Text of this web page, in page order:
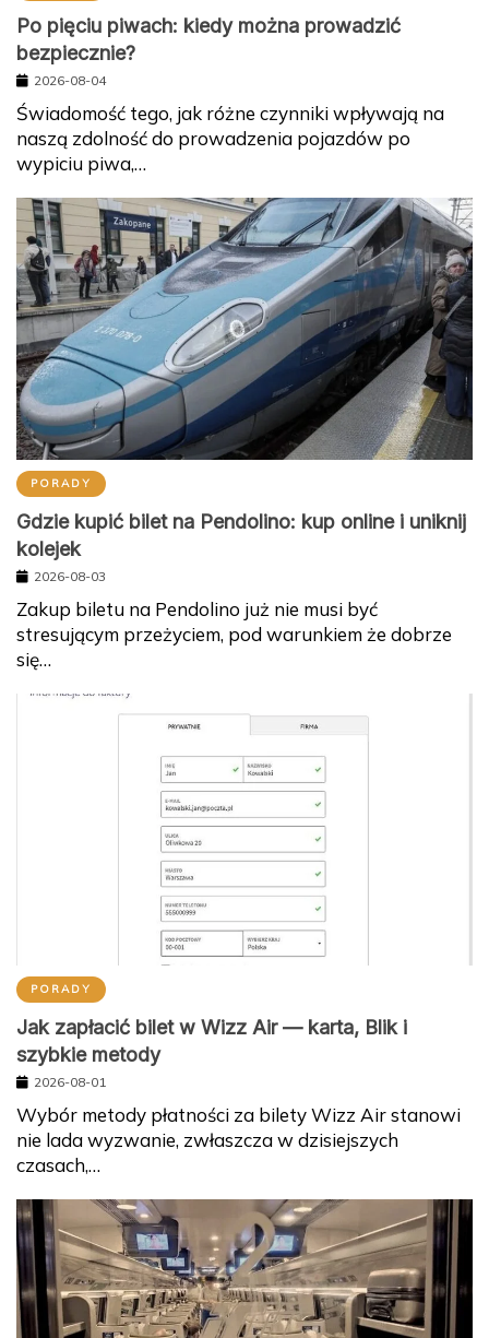
Po pięciu piwach: kiedy można prowadzić
bezpiecznie?
2026-08-04
Świadomość tego, jak różne czynniki wpływają na
naszą zdolność do prowadzenia pojazdów po
wypiciu piwa,…
PORADY
Gdzie kupić bilet na Pendolino: kup online i uniknij
kolejek
2026-08-03
Zakup biletu na Pendolino już nie musi być
stresującym przeżyciem, pod warunkiem że dobrze
się…
PORADY
Jak zapłacić bilet w Wizz Air — karta, Blik i
szybkie metody
2026-08-01
Wybór metody płatności za bilety Wizz Air stanowi
nie lada wyzwanie, zwłaszcza w dzisiejszych
czasach,…